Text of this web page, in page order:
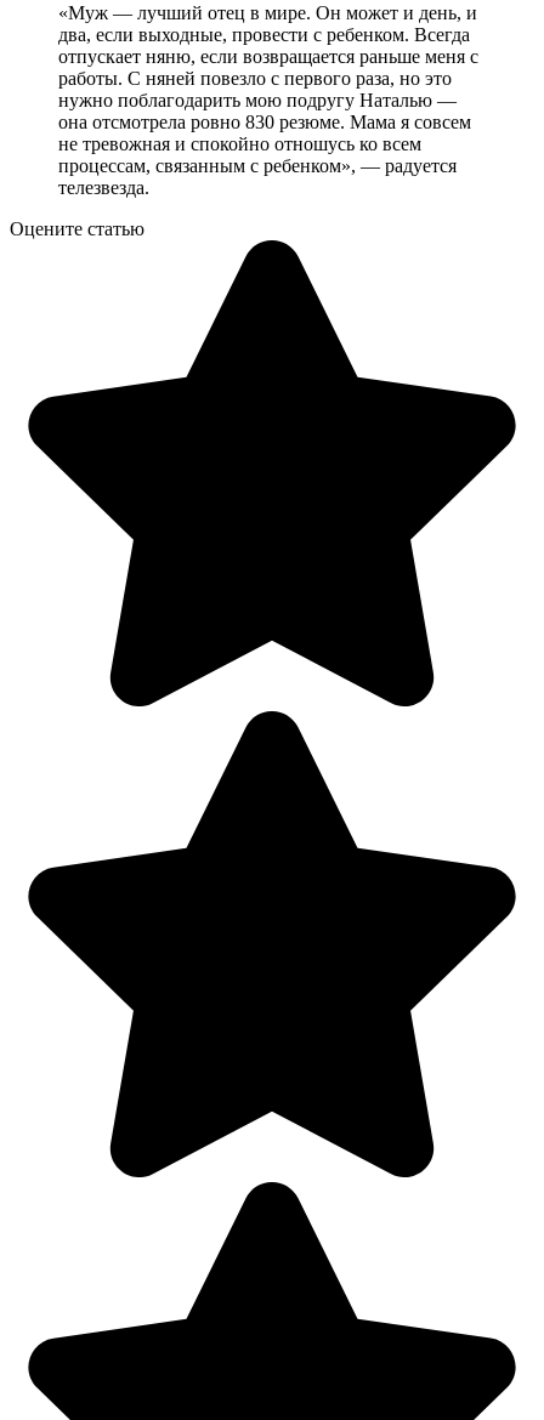
«Муж — лучший отец в мире. Он может и день, и
два, если выходные, провести с ребенком. Всегда
отпускает няню, если возвращается раньше меня с
работы. С няней повезло с первого раза, но это
нужно поблагодарить мою подругу Наталью —
она отсмотрела ровно 830 резюме. Мама я совсем
не тревожная и спокойно отношусь ко всем
процессам, связанным с ребенком», — радуется
телезвезда.
Оцените статью